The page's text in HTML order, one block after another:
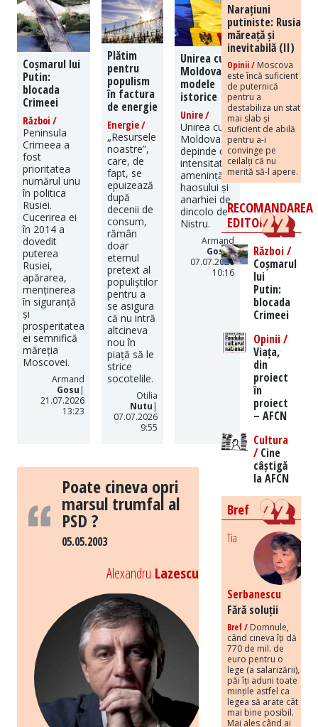
Coșmarul lui
Putin:
blocada
Crimeei
Război /
Peninsula
Crimeea a
fost
prioritatea
numărul unu
în politica
Rusiei.
Cucerirea ei
în 2014 a
dovedit
puterea
Rusiei,
apărarea,
menținerea
în siguranță
și
prosperitatea
ei semnifică
măreția
Moscovei.
Armand
Gosu |
21.07.2026
13:23
Plătim
pentru
populism
în factura
de energie
Energie /
„Resursele
noastre”,
care, de
fapt, se
epuizează
după
decenii de
consum,
rămân
doar
eternul
pretext al
populiștilor
pentru a
se asigura
că nu intră
altcineva
nou în
piață să le
strice
socotelile.
Otilia
Nutu |
07.07.2026
9:55
Unirea cu
Moldova:
modele
istorice
Unire /
Unirea cu
Moldova
depinde de
intensitatea
amenințării
haosului și
anarhiei de
dincolo de
Nistru.
Armand
Gosu|
07.07.2026
10:16
Poate cineva opri
marsul trumfal al
PSD ?
05.05.2003
Alexandru Lazescu
Narațiuni
putiniste: Rusia
măreață și
inevitabilă (II)
Opinii / Moscova
este încă suficient
de puternică
pentru a
destabiliza un stat
mai slab și
suficient de abilă
pentru a-i
convinge pe
ceilalți că nu
merită să-l apere.
RECOMANDAREA
EDITORILOR
Război /
Coșmarul
lui
Putin:
blocada
Crimeei
Opinii /
Viața,
din
proiect
în
proiect
– AFCN
Cultura
/Cine
câștigă
la AFCN
Bref
Tia
Serbanescu
Fără soluții
Bref / Domnule,
când cineva îți dă
770 de mil. de
euro pentru o
lege (a salarizării),
păi îți aduni toate
mințile astfel ca
legea să arate cât
mai bine posibil.
Mai ales când ai